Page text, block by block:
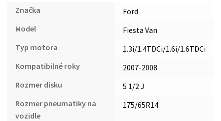
Značka
Ford
Model
Fiesta Van
Typ motora
1.3i/1.4TDCi/1.6i/1.6TDCi
Kompatibilné roky
2007-2008
Rozmer disku
5 1/2 J
Rozmer pneumatiky na
vozidle
175/65R14